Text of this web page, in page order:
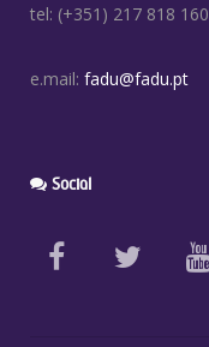
tel: (+351) 217 818 160
e.mail: fadu@fadu.pt
Social